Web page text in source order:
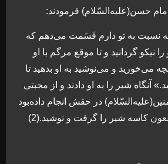
حسن(علیه‌السّلام) فرمودند:
نسبت به تو دارم قَسَمت می‌دهم که
نیکو گردانید و تا موقع مرگم با او
می‌خوريد و می‌نوشید به او بدهید تا
آنگاه شیر را به او دادند و از محبتی
در حقش انجام داده‌بود
کاسه شیر را گرفت و نوشید.(2)